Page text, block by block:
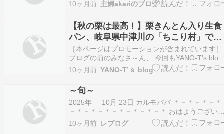
障が出ているので上司に報告することにしまし
たからね⋯????ただ、上司の前では猫かぶって
のでこのまま…
10ヶ月前 主婦akariのブログ
【秋の栗は最高！】栗きんとん入り生食
パン、岐阜県中津川の「ちこり村」で発
見!? ≪妄想カタログ≫
［本ページはプロモーションが含まれています］
ブログの前のみなさ～ん、 今回もYANO-T's blog
にお越し頂き ありがとうございます。 感謝感謝
広告・ｽﾎﾟﾝｻｰﾘﾝｸ 今回の妄想カタログのテーマ
は 栗きんとん入り生食パン、岐阜県中津川の「
こり村」で発見!? …
10ヶ月前 YANO-T’ｓ blog
～旬～
2025年 10月 23日 カルモパパ ＊－＊－＊－＊
－＊－＊－＊－＊－＊－＊－＊ おはようござい
す。 ようやく夏の暑さも去り 木々の緑も赤く色
き始めました 宮城県、栗駒山の美しい紅葉が テ
10ヶ月前 レブログ